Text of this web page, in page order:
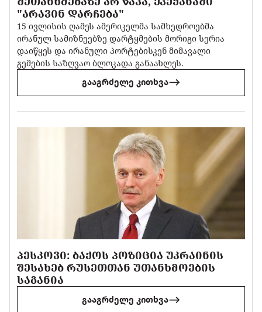
"ᲐᲠᲐᲕᲘᲜ ᲓᲐᲠᲩᲔᲑᲐ"
15 ივლისის ღამეს ამერიკელმა სამხედროებმა
ირანულ სამიზნეებზე დარტყმების მორიგი სერია
დაიწყეს და ირანული პორტებისკენ მიმავალი
გემების საზღვაო ბლოკადა განაახლეს.
გააგრძელე კითხვა
ᲞᲔᲡᲙᲝᲕᲘ: ᲑᲐᲥᲝᲡ ᲞᲝᲖᲘᲪᲘᲐ ᲣᲙᲠᲐᲘᲜᲘᲡ
ᲨᲔᲡᲐᲮᲔᲑ ᲠᲣᲡᲔᲗᲗᲐᲜ ᲣᲗᲐᲜᲮᲛᲝᲔᲑᲘᲡ
ᲡᲐᲒᲐᲜᲘᲐ
გააგრძელე კითხვა